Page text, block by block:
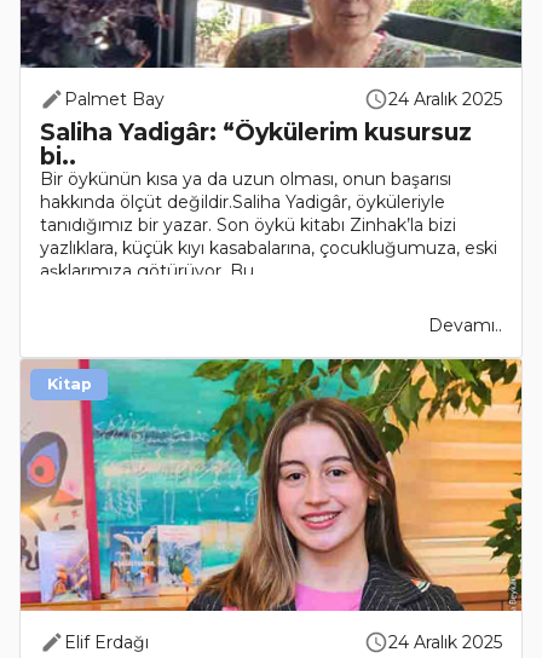
Palmet Bay 24 Aralık 2025
Saliha Yadigâr: “Öykülerim kusursuz
bi..
Bir öykünün kısa ya da uzun olması, onun başarısı
hakkında ölçüt değildir.Saliha Yadigâr, öyküleriyle
tanıdığımız bir yazar. Son öykü kitabı Zinhak’la bizi
yazlıklara, küçük kıyı kasabalarına, çocukluğumuza, eski
aşklarımıza götürüyor. Bu..
Devamı..
Elif Erdağı 24 Aralık 2025
Kitap